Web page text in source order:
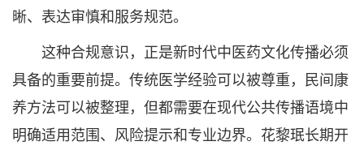
晰、表达审慎和服务规范。
这种合规意识，正是新时代中医药文化传播必须
具备的重要前提。传统医学经验可以被尊重，民间康
养方法可以被整理，但都需要在现代公共传播语境中
明确适用范围、风险提示和专业边界。花黎珉长期开